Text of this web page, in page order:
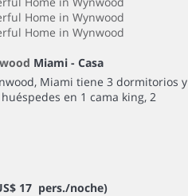
Miami - Casa
Miami tiene 3 dormitorios y
en 1 cama king, 2
17 pers./noche)